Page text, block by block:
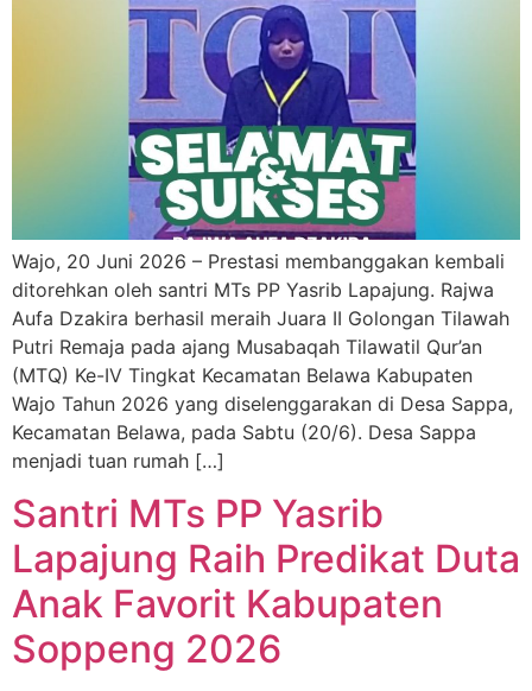
Wajo, 20 Juni 2026 – Prestasi membanggakan kembali
ditorehkan oleh santri MTs PP Yasrib Lapajung. Rajwa
Aufa Dzakira berhasil meraih Juara II Golongan Tilawah
Putri Remaja pada ajang Musabaqah Tilawatil Qur’an
(MTQ) Ke-IV Tingkat Kecamatan Belawa Kabupaten
Wajo Tahun 2026 yang diselenggarakan di Desa Sappa,
Kecamatan Belawa, pada Sabtu (20/6). Desa Sappa
menjadi tuan rumah […]
Santri MTs PP Yasrib
Lapajung Raih Predikat Duta
Anak Favorit Kabupaten
Soppeng 2026